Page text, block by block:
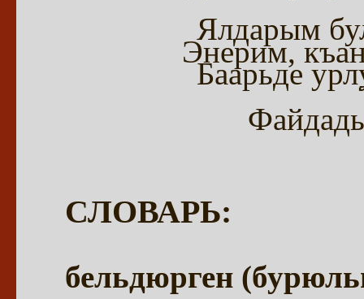
Ялдарым
Энерим,
Баарьде
СЛОВАРЬ:
бельдюрген